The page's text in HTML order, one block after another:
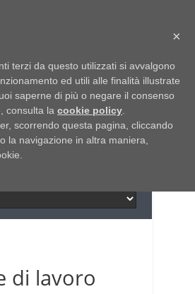
n.1 del lavoro
di lavoro
×
terzi da questo utilizzati si avvalgono
ed utili alle finalità illustrate
saperne di più o negare il consenso
consulta la cookie policy
scorrendo questa pagina, cliccando
la navigazione in altra maniera,